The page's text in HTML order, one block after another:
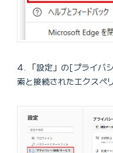
「設定」の[プライ
索と接続されたエクスペ